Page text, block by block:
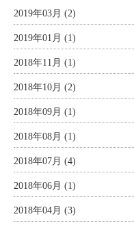
2019年03月 (2)
2019年01月 (1)
2018年11月 (1)
2018年10月 (2)
2018年09月 (1)
2018年08月 (1)
2018年07月 (4)
2018年06月 (1)
2018年04月 (3)